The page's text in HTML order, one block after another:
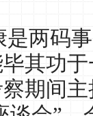
是两码
其功
期间